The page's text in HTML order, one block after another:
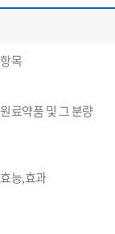
항목
원료약품 및 그 분량
효능,효과